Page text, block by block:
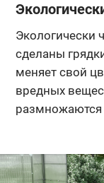
Экологически
сделаны
меняет свой
вредных
размножаются